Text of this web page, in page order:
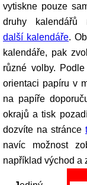
vytiskne pouze
druhy
další kalendáře.
kalendáře, pak
různé volby.
orientaci papíru v
na papíře
okrajů a tisk
dozvíte na stránce
navíc možnost
například východ a